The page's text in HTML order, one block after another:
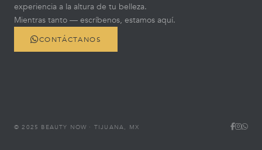
experiencia a la altura de tu belleza.
Mientras tanto — escríbenos, estamos aquí.
CONTÁCTANOS
© 2025 BEAUTY NOW · TIJUANA, MX